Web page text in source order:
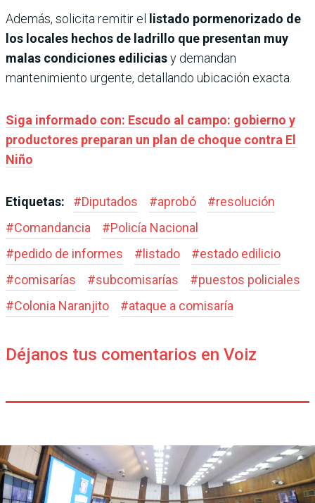
Además, solicita remitir el
listado pormenorizado de
los locales hechos de ladrillo que presentan muy
malas condiciones ediliciasy demandan
mantenimiento urgente, detallando ubicación exacta.
Siga informado con: Escudo al campo: gobierno y
productores preparan un plan de choque contra El
Niño
Etiquetas: #Diputados #aprobó #resolución
#Comandancia #Policía Nacional
#pedido de informes # listado #estado edilicio
#comisarías #subcomisarías #puestos policiales
#Colonia Naranjito #ataque a comisaría
Déjanos tus comentarios en Voiz